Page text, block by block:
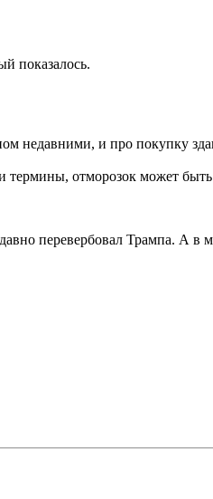
показалось.
недавними, и про покупку
отморозок может
перевербовал Трампа. А